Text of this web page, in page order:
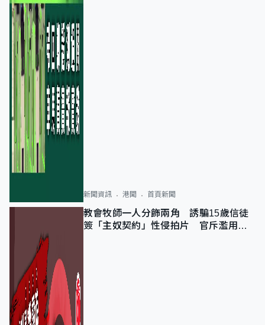
新聞資訊 港聞 首頁新聞
教會牧師一人分飾兩角 誘騙15歲信徒
簽「主奴契約」性侵拍片 官斥濫用教